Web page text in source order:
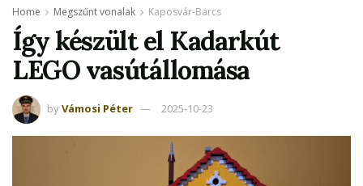
Home Megszűnt vonalak Kaposvár-Barcs
Így készült el Kadarkút
LEGO vasútállomása
byVámosi Péter 2025-10-23